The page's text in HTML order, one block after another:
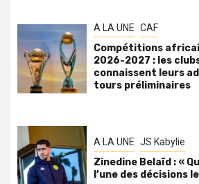
A LA UNE CAF
Compétitions
2026-2027 : les
connaissent leurs
tours préliminaires
A LA UNE JS Kabylie
Zinedine Belaïd : «
l’une des décisions